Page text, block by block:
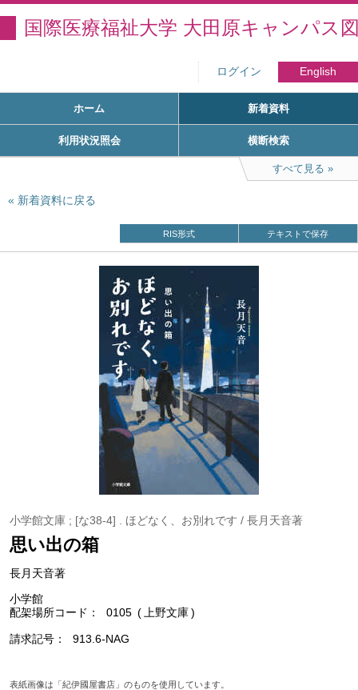
国際医療福祉大学 大田原キャンパス
ログイン English
ホーム 新着資料
利用状況照会 横断検索
すべて見る
新着資料に戻る
RIS形式 テキストで保存
小学館文庫 ; [な38-4] . ほどなく、お別れです / 長月天音著
思い出の箱
長月天音著
小学館
配架場所コード
0105 上野文庫
請求記号 913.6-NAG
表紙画像は「紀伊國屋書店」のものを使用しています。